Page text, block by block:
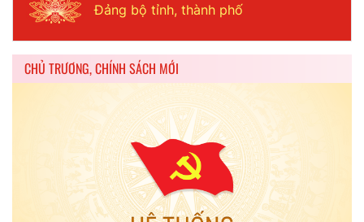
Đảng bộ tỉnh, thành phố
CHỦ TRƯƠNG, CHÍNH SÁCH MỚI